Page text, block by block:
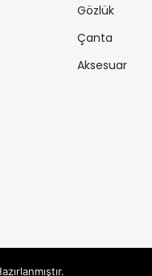
Gözlük
Çanta
Aksesuar